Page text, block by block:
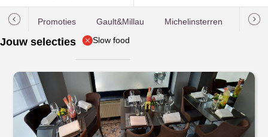
Promoties Gault&Millau Michelinsterren
Jouw selecties Slow food